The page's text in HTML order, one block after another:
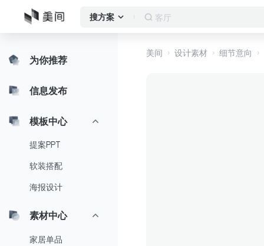
搜方案 客厅
为你推荐
信息发布
模板中心
提案PPT
软装搭配
海报设计
素材中心
家居单品
美间 设计素材 细节意向